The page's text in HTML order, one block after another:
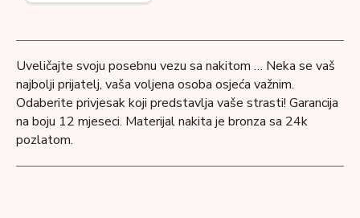
Uveličajte svoju posebnu vezu sa nakitom … Neka se vaš
najbolji prijatelj, vaša voljena osoba osjeća važnim.
Odaberite privjesak koji predstavlja vaše strasti! Garancija
na boju 12 mjeseci. Materijal nakita je bronza sa 24k
pozlatom.